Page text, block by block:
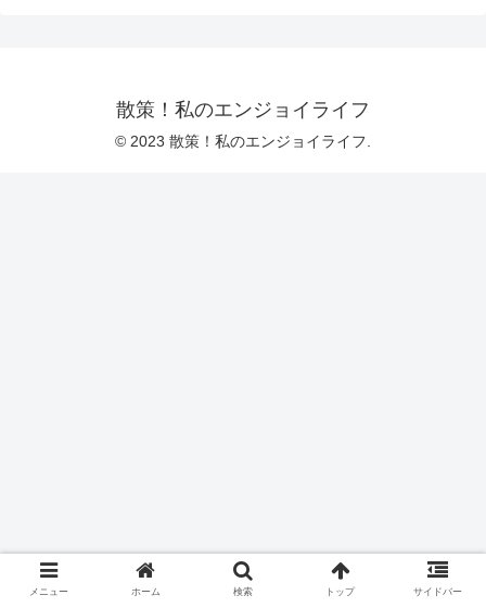
散策！私のエンジョイライフ
© 2023 散策！私のエンジョイライフ.
メニュー ホーム 検索 トップ サイドバー